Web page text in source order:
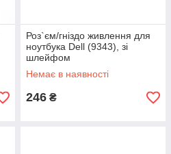
Роз`єм/гніздо живлення для
ноутбука Dell (9343), зі
шлейфом
Немає в наявності
246 ₴